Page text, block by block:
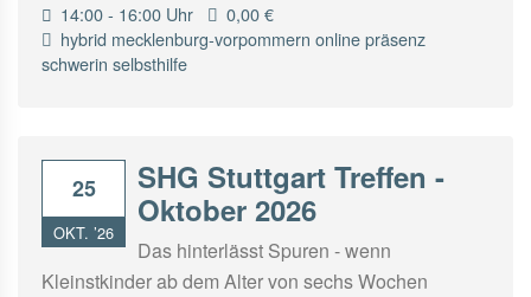
14:00 - 16:00 Uhr
0,00 €
hybrid mecklenburg-vorpommern onlinepräsenz
schwerin selbsthilfe
25
OKT. ’26
SHG Stuttgart Treffen -
Oktober 2026
Das hinterlässt Spuren - wenn
Kleinstkinder ab dem Alter von sechs Wochen